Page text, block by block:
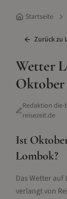
Startseite
Zurück zu
Wetter
Oktober
Redaktion die-
reisezeit.de
Ist
Lombok?
Das Wetter
verlangt von